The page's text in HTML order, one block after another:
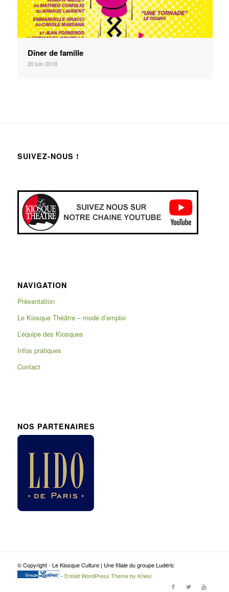
Dîner de famille
20 juin 2018
SUIVEZ-NOUS !
NAVIGATION
Présentation
Le Kiosque Théâtre – mode d’emploi
L’équipe des Kiosques
Infos pratiques
Contact
NOS PARTENAIRES
© Copyright - Le Kiosque Culture | Une filiale du groupe Ludéric
- Enfold WordPress Theme by Kriesi